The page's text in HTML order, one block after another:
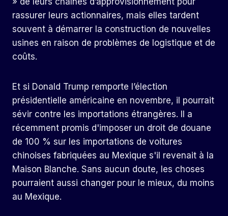
rassurer leurs actionnaires, mais elles tardent
souvent à démarrer la construction de nouvelles
usines en raison de problèmes de logistique et de
coûts.
Et si Donald Trump remporte l’élection
présidentielle américaine en novembre, il pourrait
sévir contre les importations étrangères. Il a
récemment promis d'imposer un droit de douane
de 100 % sur les importations de voitures
chinoises fabriquées au Mexique s'il revenait à la
Maison Blanche. Sans aucun doute, les choses
pourraient aussi changer pour le mieux, du moins
au Mexique.